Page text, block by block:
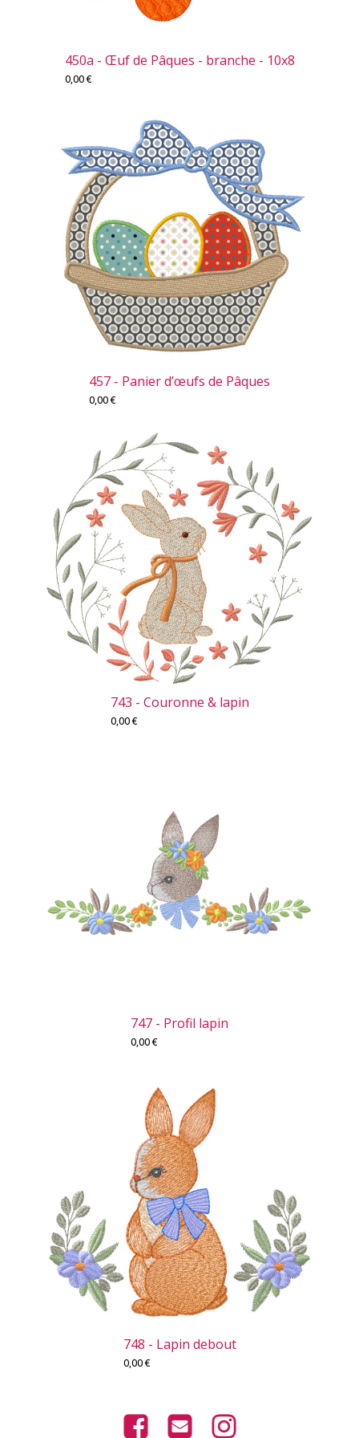
450a - Œuf de Pâques - branche - 10x8
0,00€
457 - Panier d’œufs de Pâques
0,00€
743 - Couronne & lapin
0,00€
747 - Profil lapin
0,00€
748 - Lapin debout
0,00€